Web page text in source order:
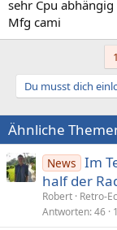
sehr Cpu abhängig
Mfg cami
Du musst dich
Ähnliche
News Im
half der
Robert Retro-
Antworten 46